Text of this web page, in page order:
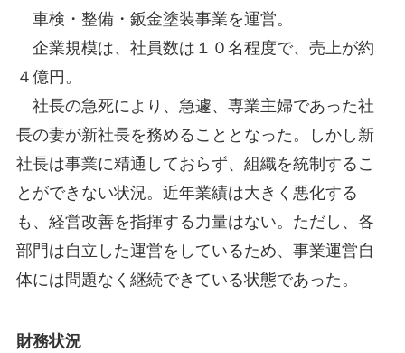
車検・整備・鈑金塗装事業を運営。
企業規模は、社員数は１０名程度で、売上が約
４億円。
社長の急死により、急遽、専業主婦であった社
長の妻が新社長を務めることとなった。しかし新
社長は事業に精通しておらず、組織を統制するこ
とができない状況。近年業績は大きく悪化する
も、経営改善を指揮する力量はない。ただし、各
部門は自立した運営をしているため、事業運営自
体には問題なく継続できている状態であった。
財務状況